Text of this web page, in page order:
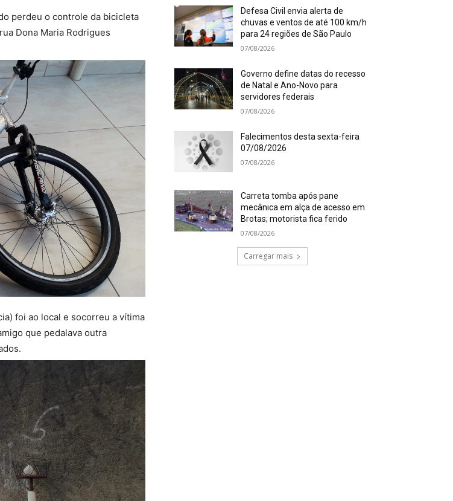
perdeu o controle da bicicleta
Dona Maria Rodrigues
foi ao local e socorreu a vítima
que pedalava outra
Defesa Civil envia alerta de
chuvas e ventos de até 100 km/h
para 24 regiões de São Paulo
07/08/2026
Governo define datas do recesso
de Natal e Ano-Novo para
servidores federais
07/08/2026
Falecimentos desta sexta-feira
07/08/2026
07/08/2026
Carreta tomba após pane
mecânica em alça de acesso em
Brotas; motorista fica ferido
07/08/2026
Carregar mais